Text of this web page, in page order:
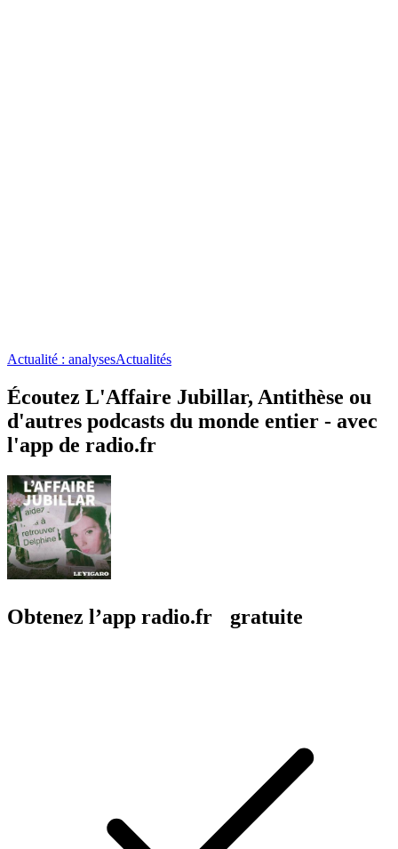
Actualité : analysesActualités
Écoutez L'Affaire Jubillar, Antithèse ou
d'autres podcasts du monde entier - avec
l'app de radio.fr
Obtenez l’app radio.fr gratuite